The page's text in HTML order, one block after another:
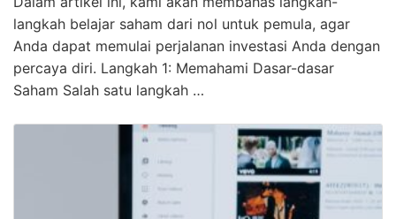
langkah belajar saham dari nol untuk pemula, agar
Anda dapat memulai perjalanan investasi Anda dengan
percaya diri. Langkah 1: Memahami Dasar-dasar
Saham Salah satu langkah …